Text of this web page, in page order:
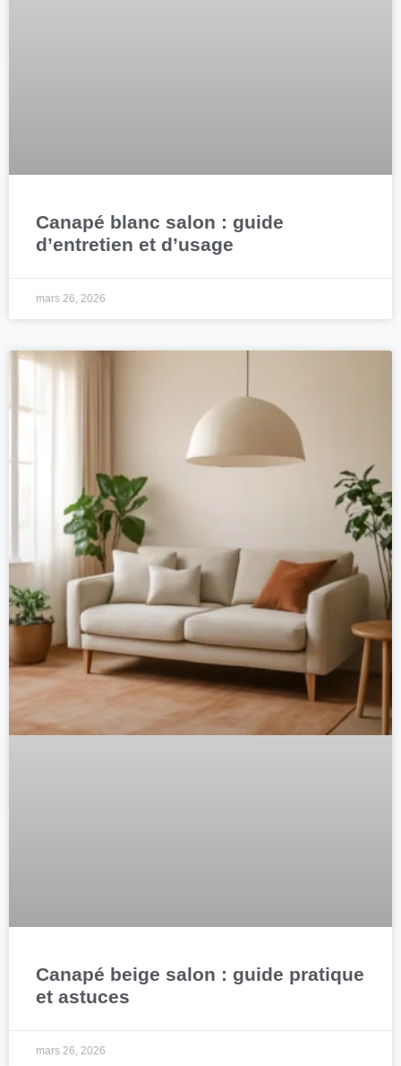
Canapé blanc salon : guide
d’entretien et d’usage
mars 26, 2026
Canapé beige salon : guide pratique
et astuces
mars 26, 2026